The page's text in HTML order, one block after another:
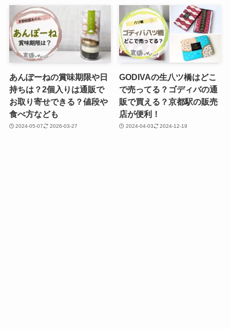
あんぽーねの賞味期限や日
持ちは？2個入りは通販で
お取り寄せできる？値段や
食べ方なども
2024-05-07 2026-03-27
GODIVAの生八ツ橋はどこ
で売ってる？ゴディバの通
販で買える？京都駅の販売
店が便利！
2024-04-03 2024-12-19